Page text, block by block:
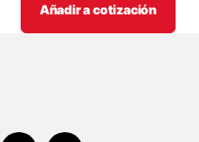
Añadir a cotización